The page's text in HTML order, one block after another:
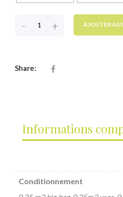
- + AJOUTER AU
Share:
Informations
Conditionnement